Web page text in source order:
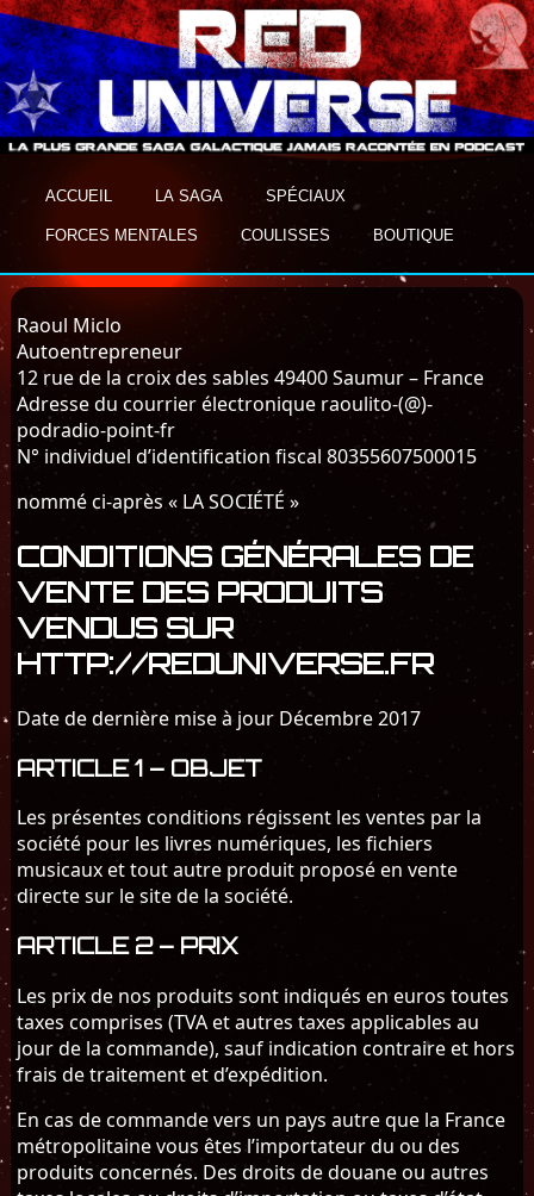
ACCUEIL LA SAGA SPÉCIAUX
FORCES MENTALES COULISSES BOUTIQUE
Raoul Miclo
Autoentrepreneur
12 rue de la croix des sables 49400 Saumur – France
Adresse du courrier électronique raoulito-(@)-
podradio-point-fr
N° individuel d’identification fiscal 80355607500015
nommé ci-après « LA SOCIÉTÉ »
CONDITIONS GÉNÉRALES DE
VENTE DES PRODUITS
VENDUS SUR
HTTP://REDUNIVERSE.FR
Date de dernière mise à jour Décembre 2017
ARTICLE 1 – OBJET
Les présentes conditions régissent les ventes par la
société pour les livres numériques, les fichiers
musicaux et tout autre produit proposé en vente
directe sur le site de la société.
ARTICLE 2 – PRIX
Les prix de nos produits sont indiqués en euros toutes
taxes comprises (TVA et autres taxes applicables au
jour de la commande), sauf indication contraire et hors
frais de traitement et d’expédition.
En cas de commande vers un pays autre que la France
métropolitaine vous êtes l’importateur du ou des
produits concernés. Des droits de douane ou autres